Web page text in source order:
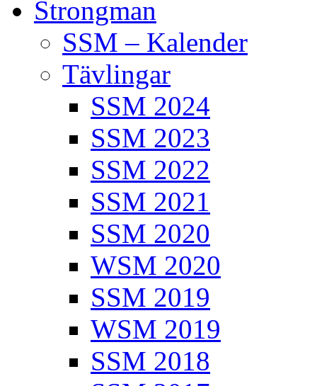
Strongman
SSM – Kalender
Tävlingar
SSM 2024
SSM 2023
SSM 2022
SSM 2021
SSM 2020
WSM 2020
SSM 2019
WSM 2019
SSM 2018